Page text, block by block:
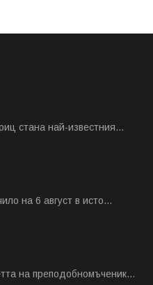
стана най-известния...
на 6 август в исто...
на преподобномъченик...